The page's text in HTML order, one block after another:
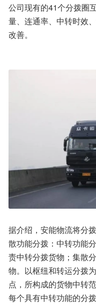
公司现有的41个分拨圈
量、连通率、中转时效
改善。
据介绍，安能物流将分
散功能分拨：中转功能
责中转分拨货物；集散
物。以枢纽和转运分拨
点，所构成的货物中转
每个具有中转功能的分